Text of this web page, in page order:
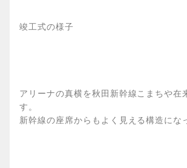
竣工式の様子
アリーナの真横を秋田新幹線こまちや在
す。
新幹線の座席からもよく見える構造にな